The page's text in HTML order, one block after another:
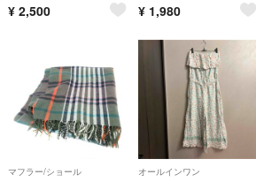
¥ 2,500 ¥ 1,980
マフラー/ショール オールインワン